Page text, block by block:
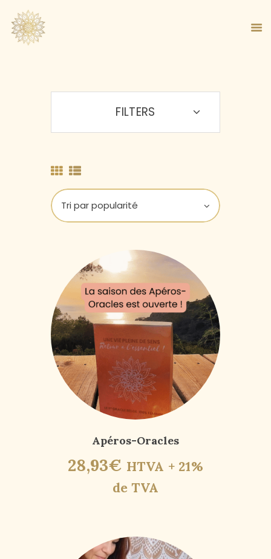
À PROPOS
BOUTIQUE
PANIER
Apéros-Oracles
28,93€ HTVA + 21%
de TVA
FILTERS